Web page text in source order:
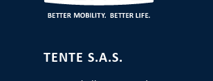
TENTE S.A.S.